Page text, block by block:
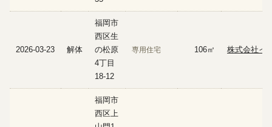
2026-03-23 解体
福岡市
西区生
の松原
4丁目
18-12
専用住宅 106㎡ 株式会社イ
福岡市
西区上